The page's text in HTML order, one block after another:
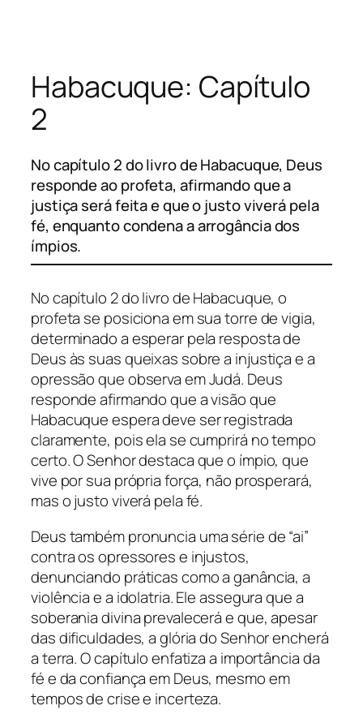
conteúdo
Habacuque: Capítulo
2
No capítulo 2 do livro de Habacuque, Deus
responde ao profeta, afirmando que a
justiça será feita e que o justo viverá pela
fé, enquanto condena a arrogância dos
ímpios.
No capítulo 2 do livro de Habacuque, o
profeta se posiciona em sua torre de vigia,
determinado a esperar pela resposta de
Deus às suas queixas sobre a injustiça e a
opressão que observa em Judá. Deus
responde afirmando que a visão que
Habacuque espera deve ser registrada
claramente, pois ela se cumprirá no tempo
certo. O Senhor destaca que o ímpio, que
vive por sua própria força, não prosperará,
mas o justo viverá pela fé.
Deus também pronuncia uma série de “ai”
contra os opressores e injustos,
denunciando práticas como a ganância, a
violência e a idolatria. Ele assegura que a
soberania divina prevalecerá e que, apesar
das dificuldades, a glória do Senhor encherá
a terra. O capítulo enfatiza a importância da
fé e da confiança em Deus, mesmo em
tempos de crise e incerteza.